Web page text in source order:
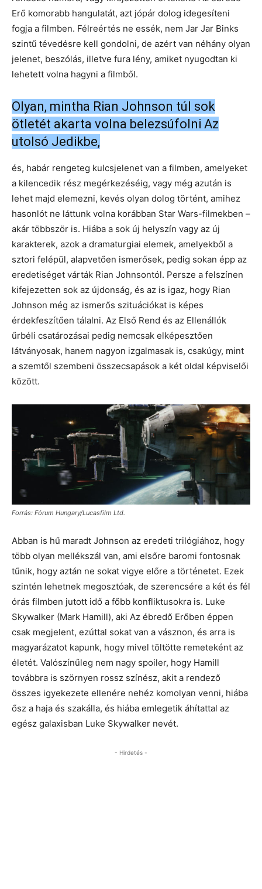
Erő komorabb hangulatát, azt jópár dolog idegesíteni
fogja a filmben. Félreértés ne essék, nem Jar Jar Binks
szintű tévedésre kell gondolni, de azért van néhány olyan
jelenet, beszólás, illetve fura lény, amiket nyugodtan ki
lehetett volna hagyni a filmből.
Olyan, mintha Rian Johnson túl sok
ötletét akarta volna belezsúfolni Az
utolsó Jedikbe,
és, habár rengeteg kulcsjelenet van a filmben, amelyeket
a kilencedik rész megérkezéséig, vagy még azután is
lehet majd elemezni, kevés olyan dolog történt, amihez
hasonlót ne láttunk volna korábban Star Wars-filmekben –
akár többször is. Hiába a sok új helyszín vagy az új
karakterek, azok a dramaturgiai elemek, amelyekből a
sztori felépül, alapvetően ismerősek, pedig sokan épp az
eredetiséget várták Rian Johnsontól. Persze a felszínen
kifejezetten sok az újdonság, és az is igaz, hogy Rian
Johnson még az ismerős szituációkat is képes
érdekfeszítően tálalni. Az Első Rend és az Ellenállók
űrbéli csatározásai pedig nemcsak elképesztően
látványosak, hanem nagyon izgalmasak is, csakúgy, mint
a szemtől szembeni összecsapások a két oldal képviselői
között.
Forrás: Fórum Hungary/Lucasfilm Ltd.
Abban is hű maradt Johnson az eredeti trilógiához, hogy
több olyan mellékszál van, ami elsőre baromi fontosnak
tűnik, hogy aztán ne sokat vigye előre a történetet. Ezek
szintén lehetnek megosztóak, de szerencsére a két és fél
órás filmben jutott idő a főbb konfliktusokra is. Luke
Skywalker (Mark Hamill), aki Az ébredő Erőben éppen
csak megjelent, ezúttal sokat van a vásznon, és arra is
magyarázatot kapunk, hogy mivel töltötte remeteként az
életét. Valószínűleg nem nagy spoiler, hogy Hamill
továbbra is szörnyen rossz színész, akit a rendező
összes igyekezete ellenére nehéz komolyan venni, hiába
ősz a haja és szakálla, és hiába emlegetik áhítattal az
egész galaxisban Luke Skywalker nevét.
- Hirdetés -